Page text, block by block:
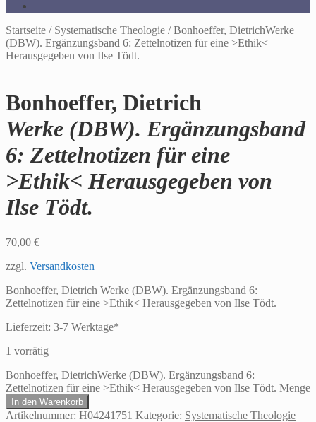
Startseite / Systematische Theologie /Bonhoeffer, DietrichWerke
(DBW). Ergänzungsband 6: Zettelnotizen für eine >Ethik<
Herausgegeben von Ilse Tödt.
Bonhoeffer, Dietrich
Werke (DBW). Ergänzungsband
6: Zettelnotizen für eine
>Ethik< Herausgegeben von
Ilse Tödt.
70,00 €
zzgl. Versandkosten
Bonhoeffer, Dietrich Werke (DBW). Ergänzungsband 6:
Zettelnotizen für eine >Ethik< Herausgegeben von Ilse Tödt.
Lieferzeit: 3-7 Werktage*
1 vorrätig
Bonhoeffer, DietrichWerke (DBW). Ergänzungsband 6:
Zettelnotizen für eine >Ethik< Herausgegeben von Ilse Tödt. Menge
In den Warenkorb
Artikelnummer: H04241751 Kategorie: Systematische Theologie